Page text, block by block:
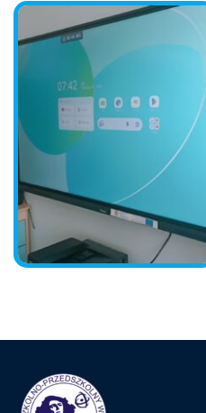
Z Serca Dziękujemy!
...